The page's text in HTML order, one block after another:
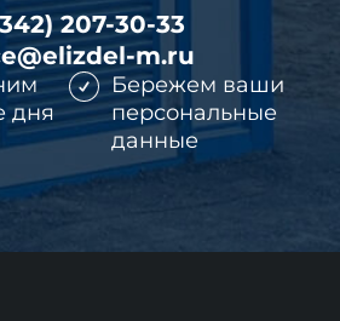
207-30-33
m.ru
дня
Бережем ваши
персональные
данные